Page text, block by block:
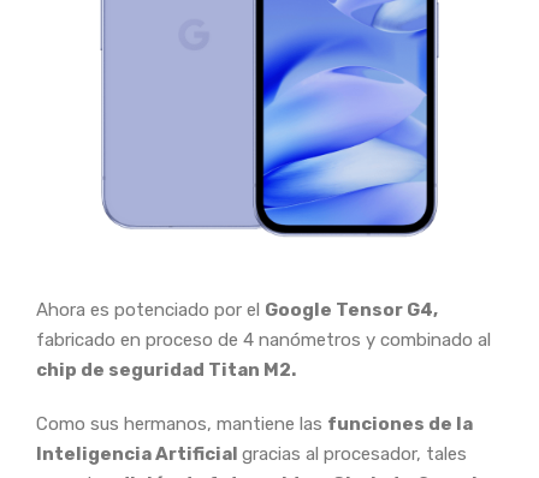
Ahora es potenciado por el Google Tensor G4,
fabricado en proceso de 4 nanómetros y combinado al
chip de seguridad Titan M2.
Como sus hermanos, mantiene las funciones de la
Inteligencia Artificial gracias al procesador, tales